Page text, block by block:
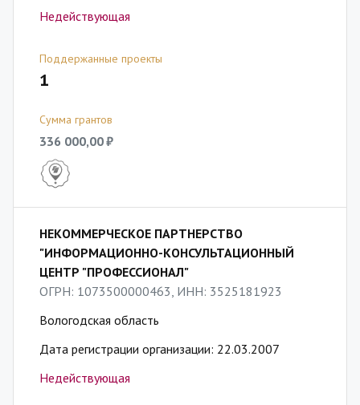
Недействующая
Поддержанные проекты
1
Сумма грантов
336 000,00 ₽
НЕКОММЕРЧЕСКОЕ ПАРТНЕРСТВО
"ИНФОРМАЦИОННО-КОНСУЛЬТАЦИОННЫЙ
ЦЕНТР "ПРОФЕССИОНАЛ"
ОГРН: 1073500000463, ИНН: 3525181923
Вологодская область
Дата регистрации организации: 22.03.2007
Недействующая